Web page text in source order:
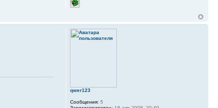
qwer123
Сообщения: 5